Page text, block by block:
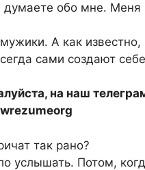
обо мне. Меня
А как
сами создают
на наш
так рано?
Потом,